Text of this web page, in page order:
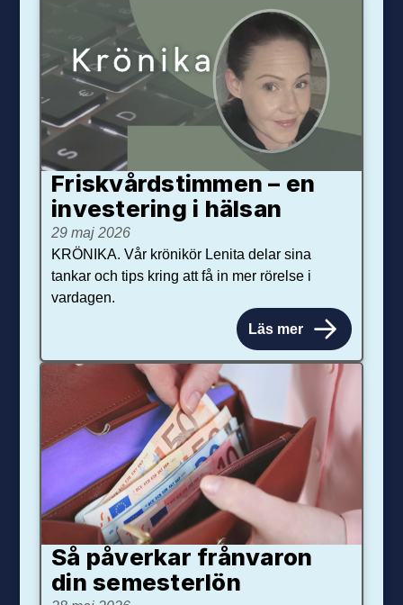
Friskvårdstimmen – en
investering i hälsan
29 maj 2026
KRÖNIKA. Vår krönikör Lenita delar sina
tankar och tips kring att få in mer rörelse i
vardagen.
Läs mer
Så påverkar från­varon
din semester­lön